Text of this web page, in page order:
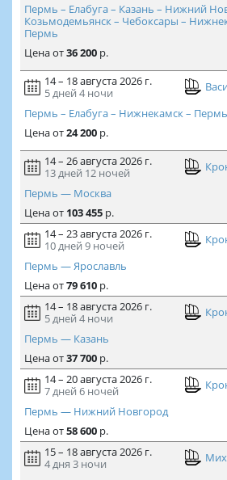
Пермь – Елабуга – Казань – Нижний
Козьмодемьянск – Чебоксары –
Пермь
Ценаот36 200р.
14 – 18 августа 2026 г.
5 дней 4 ночи
Пермь – Елабуга – Нижнекамск – Пермь
Ценаот24 200р.
14 – 26 августа 2026 г.
13 дней 12 ночей
Пермь — Москва
Ценаот 103 455р.
14 – 23 августа 2026 г.
10 дней 9 ночей
Пермь — Ярославль
Ценаот79 610р.
14 – 18 августа 2026 г.
5 дней 4 ночи
Пермь — Казань
Ценаот37 700р.
14 – 20 августа 2026 г.
7 дней 6 ночей
Пермь — Нижний Новгород
Ценаот58 600р.
15 – 18 августа 2026 г.
4 дня 3 ночи